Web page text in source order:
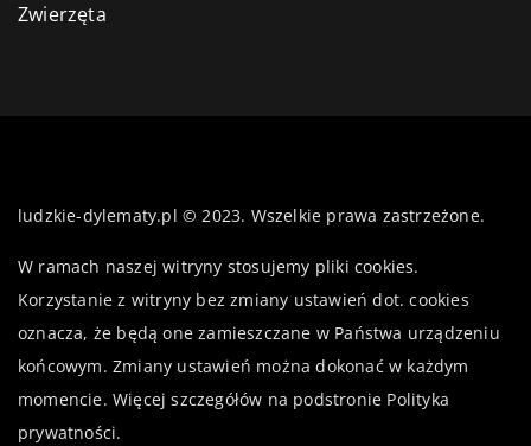
Zwierzęta
ludzkie-dylematy.pl © 2023. Wszelkie prawa zastrzeżone.
W ramach naszej witryny stosujemy pliki cookies.
Korzystanie z witryny bez zmiany ustawień dot. cookies
oznacza, że będą one zamieszczane w Państwa urządzeniu
końcowym. Zmiany ustawień można dokonać w każdym
momencie. Więcej szczegółów na podstronie Polityka
prywatności.